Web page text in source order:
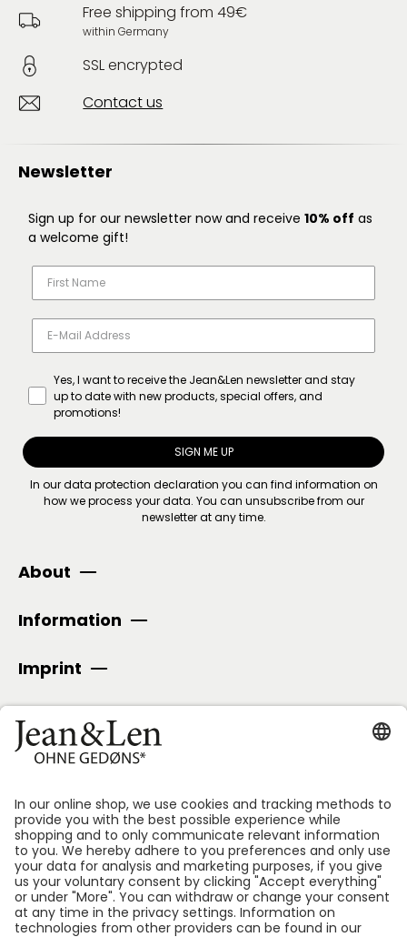
Free shipping from 49€
within Germany
SSL encrypted
Contact us
Newsletter
Sign up for our newsletter now and receive 10% off as
a welcome gift!
Yes, I want to receive the Jean&Len newsletter and stay
up to date with new products, special offers, and
promotions!
SIGN ME UP
In ourdata protection declaration you can find information on
how we process your data. You can unsubscribe from our
newsletter at any time.
About
Information
Imprint
SECURE PAYMENT
Follow us: